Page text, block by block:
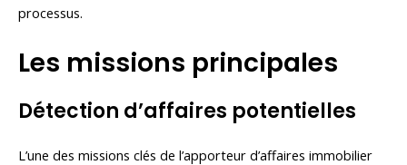
processus.
Les missions principales
Détection d’affaires potentielles
L’une des missions clés de l’apporteur d’affaires immobilier